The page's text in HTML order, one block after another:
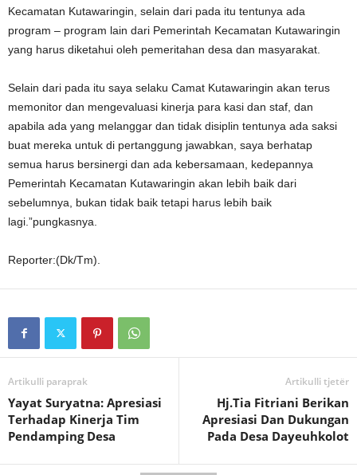
Kecamatan Kutawaringin, selain dari pada itu tentunya ada
program – program lain dari Pemerintah Kecamatan Kutawaringin
yang harus diketahui oleh pemeritahan desa dan masyarakat.
Selain dari pada itu saya selaku Camat Kutawaringin akan terus
memonitor dan mengevaluasi kinerja para kasi dan staf, dan
apabila ada yang melanggar dan tidak disiplin tentunya ada saksi
buat mereka untuk di pertanggung jawabkan, saya berhatap
semua harus bersinergi dan ada kebersamaan, kedepannya
Pemerintah Kecamatan Kutawaringin akan lebih baik dari
sebelumnya, bukan tidak baik tetapi harus lebih baik
lagi.”pungkasnya.
Reporter:(Dk/Tm).
Artikulli paraprak
Yayat Suryatna: Apresiasi
Terhadap Kinerja Tim
Pendamping Desa
Artikulli tjetër
Hj.Tia Fitriani Berikan
Apresiasi Dan Dukungan
Pada Desa Dayeuhkolot